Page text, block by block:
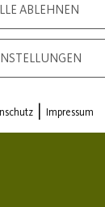
ABLEHNEN
| Impressum